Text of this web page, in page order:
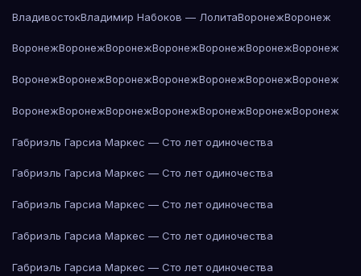
ВладивостокВладимир Набоков — ЛолитаВоронежВоронеж
ВоронежВоронежВоронежВоронежВоронежВоронежВоронеж
ВоронежВоронежВоронежВоронежВоронежВоронежВоронеж
ВоронежВоронежВоронежВоронежВоронежВоронежВоронеж
Габриэль Гарсиа Маркес — Сто лет одиночества
Габриэль Гарсиа Маркес — Сто лет одиночества
Габриэль Гарсиа Маркес — Сто лет одиночества
Габриэль Гарсиа Маркес — Сто лет одиночества
Габриэль Гарсиа Маркес — Сто лет одиночества